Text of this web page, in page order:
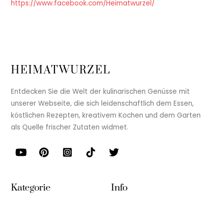
https://www.facebook.com/Heimatwurzel/
HEIMATWURZEL
Entdecken Sie die Welt der kulinarischen Genüsse mit
unserer Webseite, die sich leidenschaftlich dem Essen,
köstlichen Rezepten, kreativem Kochen und dem Garten
als Quelle frischer Zutaten widmet.
Kategorie Info